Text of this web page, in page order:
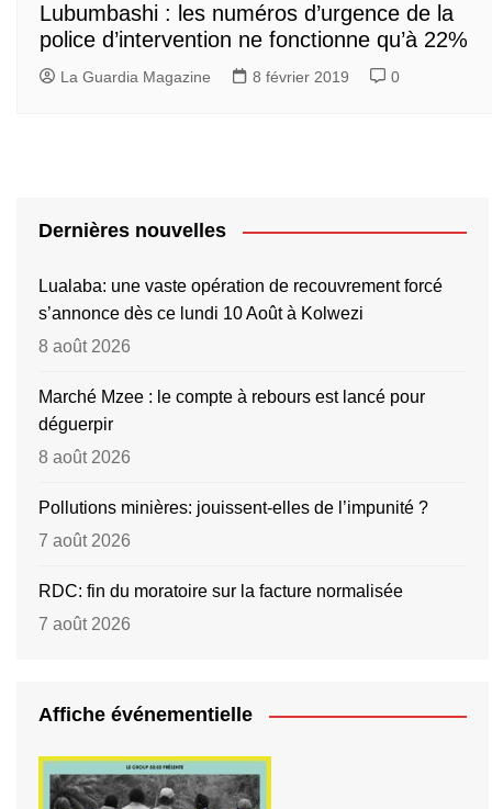
Lubumbashi : les numéros d’urgence de la
police d’intervention ne fonctionne qu’à 22%
La Guardia Magazine 8 février 2019 0
Dernières nouvelles
Lualaba: une vaste opération de recouvrement forcé
s’annonce dès ce lundi 10 Août à Kolwezi
8 août 2026
Marché Mzee : le compte à rebours est lancé pour
déguerpir
8 août 2026
Pollutions minières: jouissent-elles de l’impunité ?
7 août 2026
RDC: fin du moratoire sur la facture normalisée
7 août 2026
Affiche événementielle